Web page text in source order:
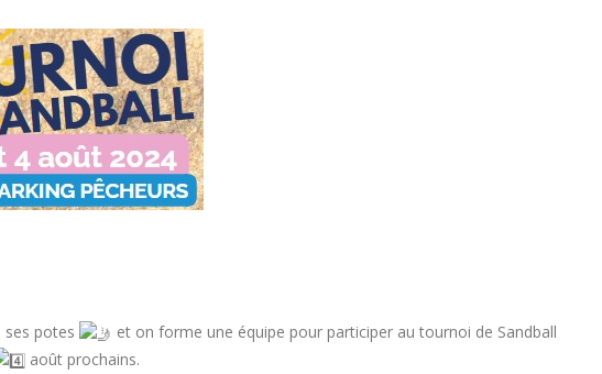
ses potes
et on forme une équipe pour participer au tournoi de Sandball
août prochains.